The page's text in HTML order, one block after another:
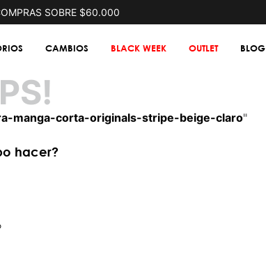
SOBRE $60.000
CAMBIOS BLACK WEEK OUTLET BLOG
manga-corta-originals-stripe-beige-claro"
hacer?